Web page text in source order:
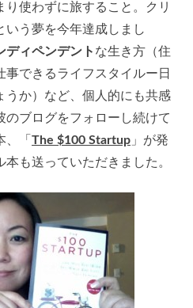
使わずに旅すること。クリ
いう夢を今年達成しまし
ディペンデント な生き方（住
事できるライフスタイルー日
うか）など、個人的にも共感
のブログをフォローし続けて
、「 The $100 Startup 」が発
も送っていただきました。